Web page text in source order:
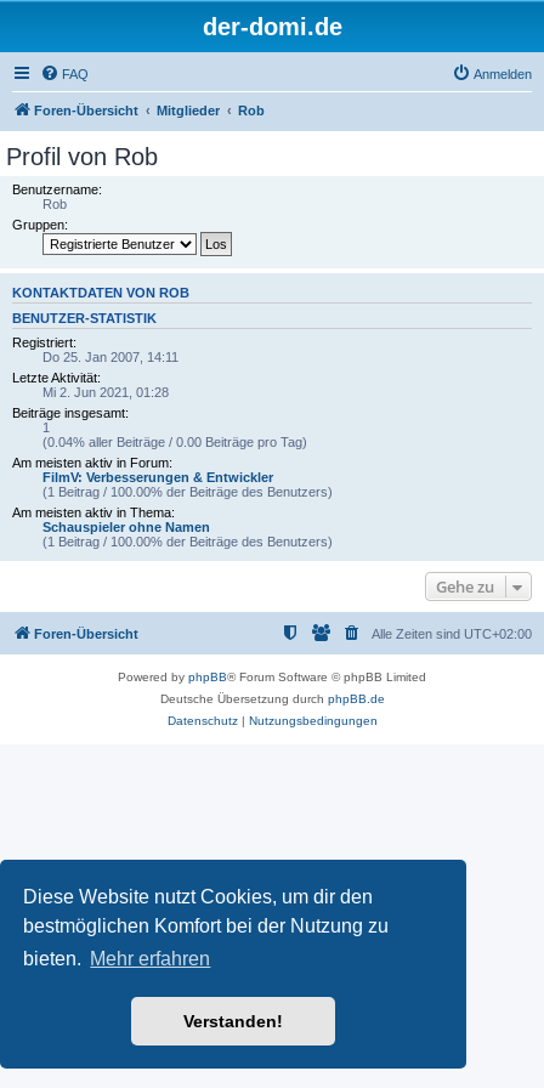
Diese Website nutzt Cookies, um dir den
bestmöglichen Komfort bei der Nutzung zu
bieten. Mehr erfahren
Verstanden!
der-domi.de
FAQ Anmelden
Foren-Übersicht Mitglieder Rob
Profil von Rob
Benutzername:
Rob
Gruppen:
KONTAKTDATEN VON ROB
BENUTZER-STATISTIK
Registriert:
Do 25. Jan 2007, 14:11
Letzte Aktivität:
Mi 2. Jun 2021, 01:28
Beiträge insgesamt:
1
(0.04% aller Beiträge / 0.00 Beiträge pro Tag)
Am meisten aktiv in Forum:
FilmV: Verbesserungen & Entwickler
(1 Beitrag / 100.00% der Beiträge des Benutzers)
Am meisten aktiv in Thema:
Schauspieler ohne Namen
(1 Beitrag / 100.00% der Beiträge des Benutzers)
Gehe zu
Foren-Übersicht Alle Zeiten sind UTC+02:00
Powered by phpBB® Forum Software © phpBB Limited
Deutsche Übersetzung durch phpBB.de
Datenschutz| Nutzungsbedingungen